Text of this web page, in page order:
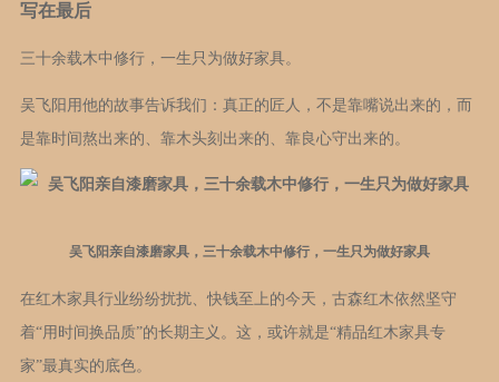
写在最后
三十余载木中修行，一生只为做好家具。
吴飞阳用他的故事告诉我们：真正的匠人，不是靠嘴说出来的，而
是靠时间熬出来的、靠木头刻出来的、靠良心守出来的。
吴飞阳亲自漆磨家具，三十余载木中修行，一生只为做好家具
在红木家具行业纷纷扰扰、快钱至上的今天，古森红木依然坚守
着“用时间换品质”的长期主义。这，或许就是“精品红木家具专
家”最真实的底色。